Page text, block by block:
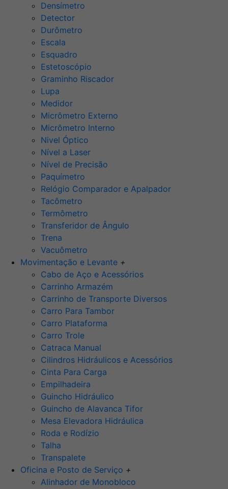
Densímetro
Detector
Durômetro
Escala
Esquadro
Estetoscópio
Graminho Riscador
Lupa
Medidor
Micrômetro Externo
Micrômetro Interno
Nivel Óptico
Nível a Laser
Nível de Precisão
Paquímetro
Relógio Comparador e Apalpador
Tacômetro
Termômetro
Transferidor de Ângulo
Trena
Vacuômetro
Movimentação e Levante +
Cabo de Aço e Acessórios
Carrinho Armazém
Carrinho de Transporte Diversos
Carro Para Tambor
Carro Plataforma
Carro Trole
Catraca Manual
Cilindros Hidráulicos e Acessórios
Cinta Para Carga
Empilhadeira
Guincho Hidráulico
Guincho de Alavanca Tifor
Mesa Elevadora Hidráulica
Roda e Rodízio
Talha
Transpalete
Oficina e Posto de Serviço +
Alinhador de Monobloco